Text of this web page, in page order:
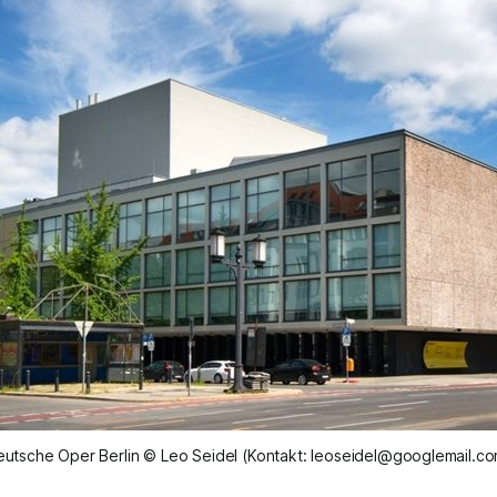
Oper Berlin © Leo Seidel (Kontakt: